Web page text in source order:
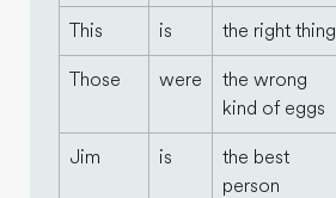
This is the right thing
Those were
the wrong
kind of eggs
Jim is
the best
person